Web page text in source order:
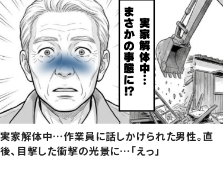
実家解体中…作業員に話しかけられた男性。直
後、目撃した衝撃の光景に…「えっ」